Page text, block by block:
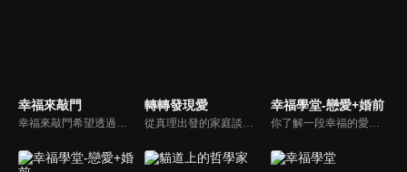
幸福來敲門 轉轉發現愛 幸福學堂-戀愛+婚前
你了解一段幸福的愛情是如何發展出來的嗎？你對你心中那一個對象，到底是愛還是喜歡？難道喜歡跟愛差距很大嗎？讓我們的大師來消除你心中的疑惑。